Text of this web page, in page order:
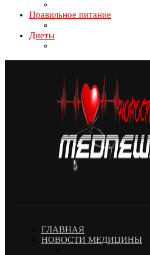
Правильное питание
Диеты
ГЛАВНАЯ
НОВОСТИ МЕДИЦИНЫ